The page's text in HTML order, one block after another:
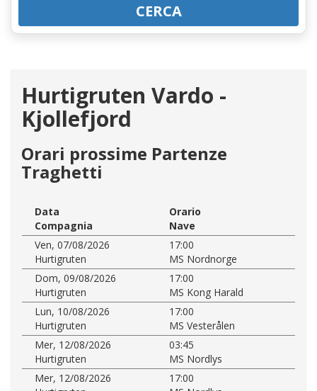
CERCA
Hurtigruten Vardo -
Kjollefjord
Orari prossime Partenze
Traghetti
Data
Orario
Compagnia
Nave
Ven, 07/08/2026
17:00
Hurtigruten
MS Nordnorge
Dom, 09/08/2026
17:00
Hurtigruten
MS Kong Harald
Lun, 10/08/2026
17:00
Hurtigruten
MS Vesterålen
Mer, 12/08/2026
03:45
Hurtigruten
MS Nordlys
Mer, 12/08/2026
17:00